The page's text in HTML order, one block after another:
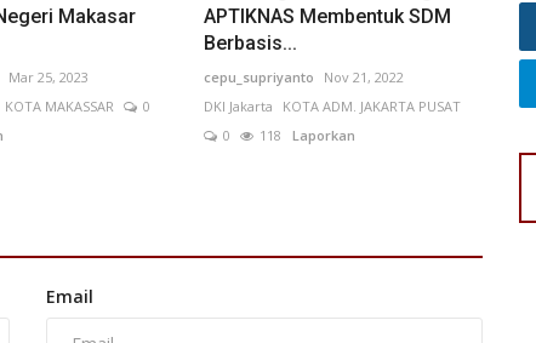
Makasar
Mar 25, 2023
KOTA MAKASSAR
0
APTIKNAS Membentuk SDM
Berbasis...
cepu_supriyanto
Nov 21, 2022
DKI Jakarta
KOTA ADM. JAKARTA PUSAT
0
118 Laporkan
Email